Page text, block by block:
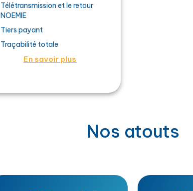
Télétransmission et le retour
NOEMIE
Tiers payant
Traçabilité totale
En savoir plus
Nos atouts